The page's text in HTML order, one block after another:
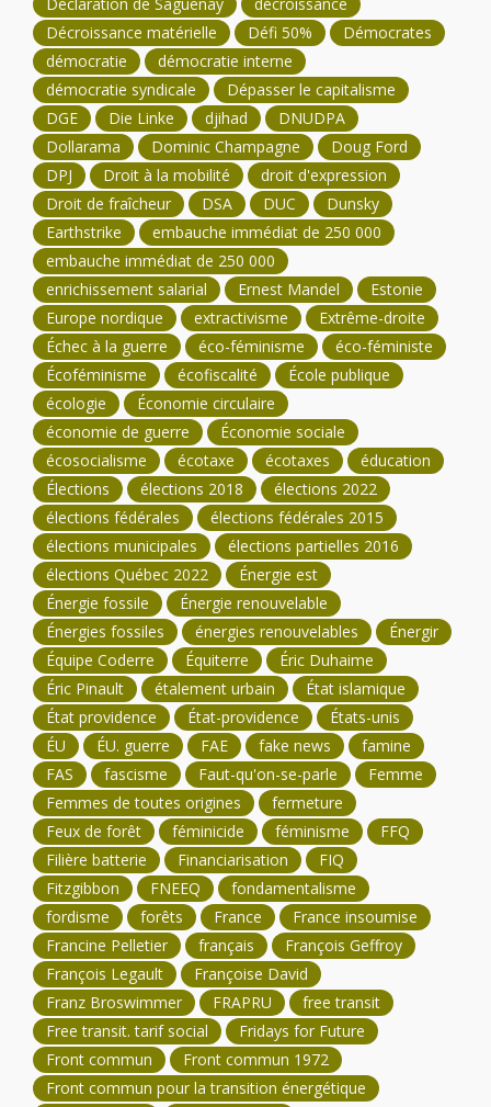
Décroissance matérielle
Défi 50%
Démocrates
démocratie
démocratie interne
démocratie syndicale
Dépasser le capitalisme
DGE
Die Linke djihad
DNUDPA
Dollarama
Dominic Champagne
Doug Ford
DPJ
Droit à la mobilité
droit d'expression
Droit de fraîcheur
DSA DUC
Dunsky
Earthstrike
embauche immédiat de 250 000
embauche immédiat de 250 000
enrichissement salarial
Ernest Mandel
Estonie
Europe nordique
extractivisme
Extrême-droite
Échec à la guerre
éco-féminisme
éco-féministe
Écoféminisme
écofiscalité
École publique
écologie
Économie circulaire
économie de guerre
Économie sociale
écosocialisme
écotaxe écotaxes
éducation
Élections
élections 2018
élections 2022
élections fédérales
élections fédérales 2015
élections municipales
élections partielles 2016
élections Québec 2022
Énergie est
Énergie fossile
Énergie renouvelable
Énergies fossiles
énergies renouvelables
Énergir
Équipe Coderre
Équiterre
Éric Duhaime
Éric Pinault
étalement urbain
État islamique
État providence
État-providence
États-unis
ÉU
ÉU. guerre FAE fake news
famine
FAS
fascisme Faut-qu'on-se-parle
Femme
Femmes de toutes origines
fermeture
Feux de forêt
féminicide féminisme
FFQ
Filière batterie
Financiarisation
FIQ
Fitzgibbon
FNEEQ
fondamentalisme
fordisme
forêts France
France insoumise
Francine Pelletier
français
François Geffroy
François Legault
Françoise David
Franz Broswimmer
FRAPRU
free transit
Free transit. tarif social
Fridays for Future
Front commun
Front commun 1972
Front commun pour la transition énergétique